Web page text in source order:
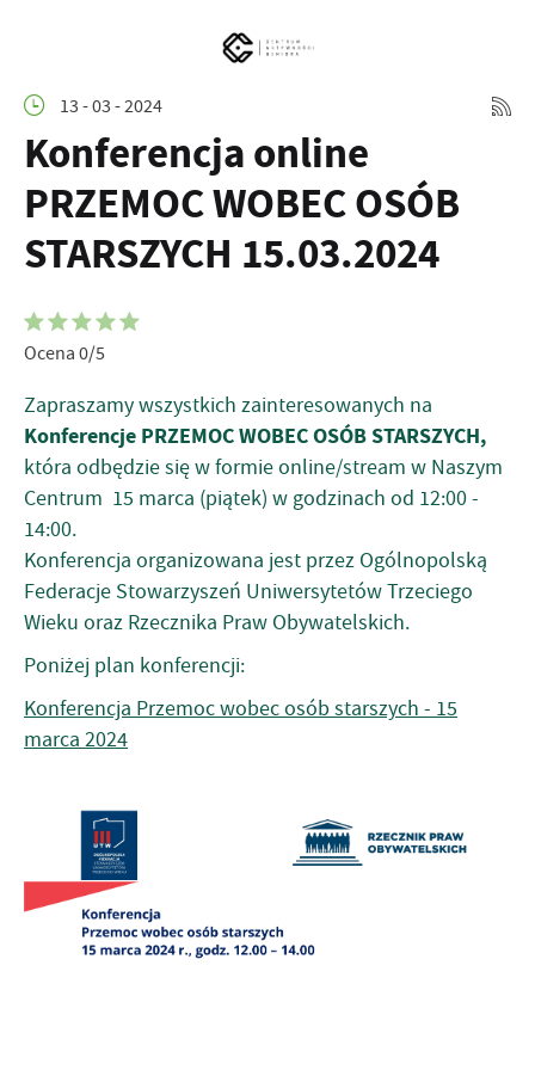
13 - 03 - 2024
Konferencja online
PRZEMOC WOBEC OSÓB
STARSZYCH 15.03.2024
Ocena 0/5
Zapraszamy wszystkich zainteresowanych na
Konferencje PRZEMOC WOBEC OSÓB STARSZYCH,
która odbędzie się w formie online/stream w Naszym
Centrum 15 marca (piątek) w godzinach od 12:00 -
14:00.
Konferencja organizowana jest przez Ogólnopolską
Federacje Stowarzyszeń Uniwersytetów Trzeciego
Wieku oraz Rzecznika Praw Obywatelskich.
Poniżej plan konferencji:
Konferencja Przemoc wobec osób starszych - 15
marca 2024